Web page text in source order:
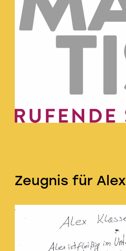
Zeugnis für Alex